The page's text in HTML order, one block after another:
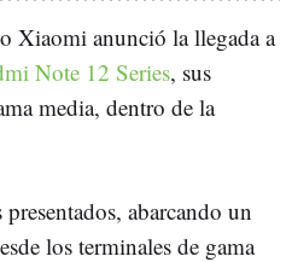
Xiaomi anunció la llegada a
Note 12 Series, sus
media, dentro de la
abarcando un
los terminales de gama